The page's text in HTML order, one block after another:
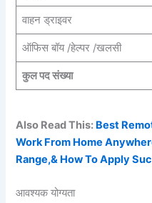
वाहन ड्राइवर
ऑफिस बॉय /हेल्पर /खलसी
कुल पद संख्या
Also Read This: Best
Work From Home
Range,& How To Apply
आवश्यक योग्यता